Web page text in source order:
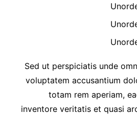
Sed ut perspiciatis unde
voluptatem accusantium
totam rem aperiam,
inventore veritatis et quasi